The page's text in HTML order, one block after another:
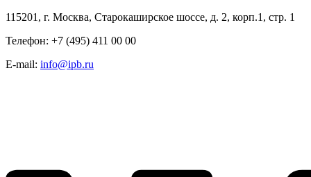
115201, г. Москва, Старокаширское шоссе, д. 2, корп.1, стр. 1
Телефон: +7 (495) 411 00 00
E-mail: info@ipb.ru